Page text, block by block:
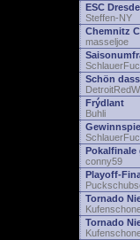
ESC
Steffen-NY
Chemnitz
masseljoe
Schön
Frýdlant
Buhli
Pokalfinale
conny59
Playoff-
Tornado
Tornado